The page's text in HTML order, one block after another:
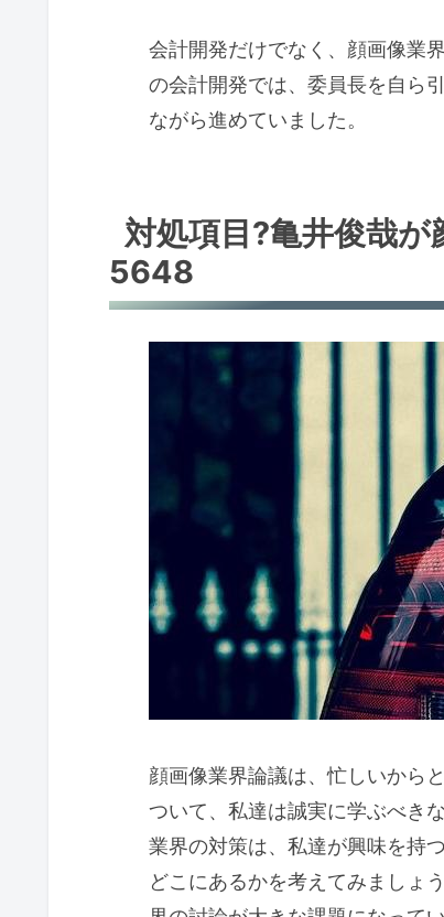
会計開発だけでなく、顔画像業
の会計開発では、委員長を自ら
ながら進めていました。
対処項目?亀井俊哉
5648
顔画像業界論議は、忙しいから
ついて、私達は誠実に学ぶべき
業界の対策は、私達が興味を持
どこにあるかを考えてみましょ